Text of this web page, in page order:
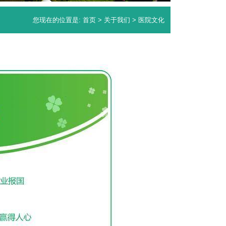
您现在的位置是: 首页 > 关于我们 > 医院文化